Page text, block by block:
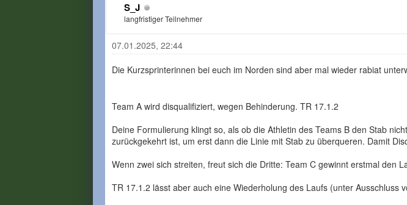
S_J
langfristiger Teilnehmer
07.01.2025, 22:44
Die Kurzsprinterinnen bei euch im Norden sind aber mal wieder rabiat
Team A wird disqualifiziert, wegen Behinderung. TR 17.1.2
Deine Formulierung klingt so, als ob die Athletin des Teams B den Stab
zurückgekehrt ist, um erst dann die Linie mit Stab zu überqueren. Damit
Wenn zwei sich streiten, freut sich die Dritte: Team C gewinnt erstmal den
TR 17.1.2 lässt aber auch eine Wiederholung des Laufs (unter Ausschluss